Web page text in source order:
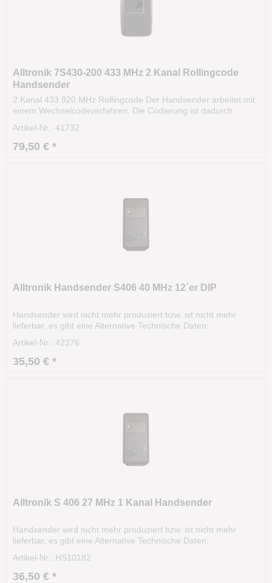
Alltronik 7S430-200 433 MHz 2 Kanal Rollingcode
Handsender
2 Kanal 433.920 MHz Rollingcode Der Handsender arbeitet mit
einem Wechselcodeverfahren. Die Codierung ist dadurch
Regel (Algorithmus). Die Sendereichweite beträgt ca. 35m und
kann sogar aus dem KFZ heraus bedient...
Artikel-Nr.: 41732
79,50 € *
Alltronik Handsender S406 40 MHz 12´er DIP
Handsender wird nicht mehr produziert bzw. ist nicht mehr
lieferbar, es gibt eine Alternative Technische Daten:
Codierung:12 DIP-Schalter Gehäusefarbe: grau Tastenfarbe:
grau Größe: 105 x 60 x 30 mm Unsere alte Artikelnummer:...
Artikel-Nr.: 42376
35,50 € *
Alltronik S 406 27 MHz 1 Kanal Handsender
Handsender wird nicht mehr produziert bzw. ist nicht mehr
lieferbar, es gibt eine Alternative Technische Daten:
Schalter Gehäusefarbe: grau Tastenfarbe: grau Größe: 105 x
60 x 30 mm Unsere alte Artikelnummer: 2305
Artikel-Nr.: HS10182
36,50 € *